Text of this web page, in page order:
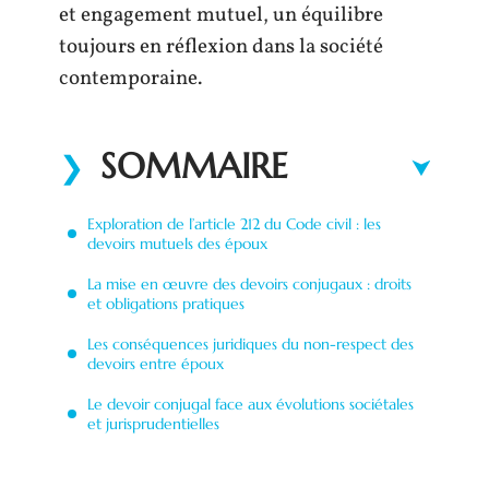
et engagement mutuel, un équilibre
toujours en réflexion dans la société
contemporaine.
SOMMAIRE
Exploration de l’article 212 du Code civil : les
devoirs mutuels des époux
La mise en œuvre des devoirs conjugaux : droits
et obligations pratiques
Les conséquences juridiques du non-respect des
devoirs entre époux
Le devoir conjugal face aux évolutions sociétales
et jurisprudentielles